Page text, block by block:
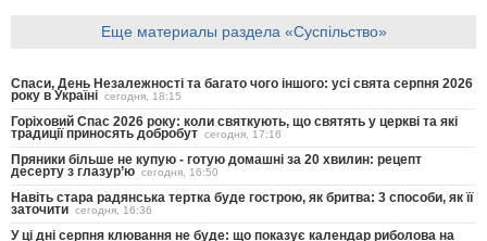
Еще материалы раздела «Суспільство»
Спаси, День Незалежності та багато чого іншого: усі свята серпня 2026
року в Україні сегодня, 18:15
Горіховий Спас 2026 року: коли святкують, що святять у церкві та які
традиції приносять добробут сегодня, 17:16
Пряники більше не купую - готую домашні за 20 хвилин: рецепт
десерту з глазур’ю сегодня, 16:50
Навіть стара радянська тертка буде гострою, як бритва: 3 способи, як її
заточити сегодня, 16:36
У ці дні серпня клювання не буде: що показує календар риболова на